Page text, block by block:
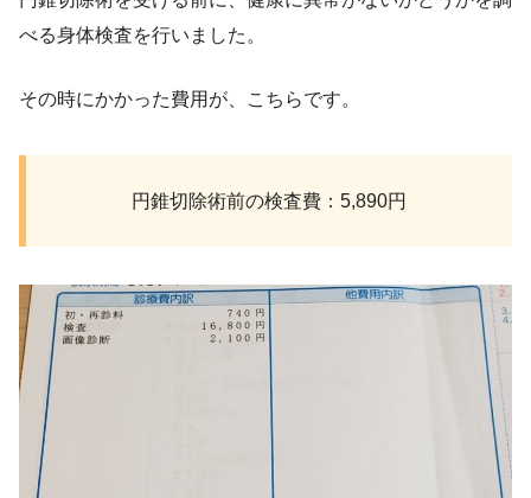
べる身体検査を行いました。
その時にかかった費用が、こちらです。
円錐切除術前の検査費：5,890円